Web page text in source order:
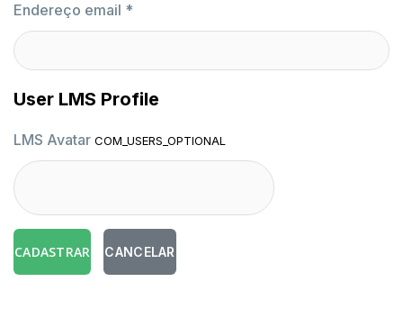
Endereço email *
User LMS Profile
LMS Avatar COM_USERS_OPTIONAL
CADASTRAR CANCELAR